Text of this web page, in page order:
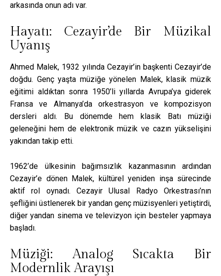
arkasında onun adı var.
Hayatı: Cezayir’de Bir Müzikal
Uyanış
Ahmed Malek, 1932 yılında Cezayir’in başkenti Cezayir’de
doğdu. Genç yaşta müziğe yönelen Malek, klasik müzik
eğitimi aldıktan sonra 1950’li yıllarda Avrupa’ya giderek
Fransa ve Almanya’da orkestrasyon ve kompozisyon
dersleri aldı. Bu dönemde hem klasik Batı müziği
geleneğini hem de elektronik müzik ve cazın yükselişini
yakından takip etti.
1962’de ülkesinin bağımsızlık kazanmasının ardından
Cezayir’e dönen Malek, kültürel yeniden inşa sürecinde
aktif rol oynadı. Cezayir Ulusal Radyo Orkestrası’nın
şefliğini üstlenerek bir yandan genç müzisyenleri yetiştirdi,
diğer yandan sinema ve televizyon için besteler yapmaya
başladı.
Müziği: Analog Sıcakta Bir
Modernlik Arayışı